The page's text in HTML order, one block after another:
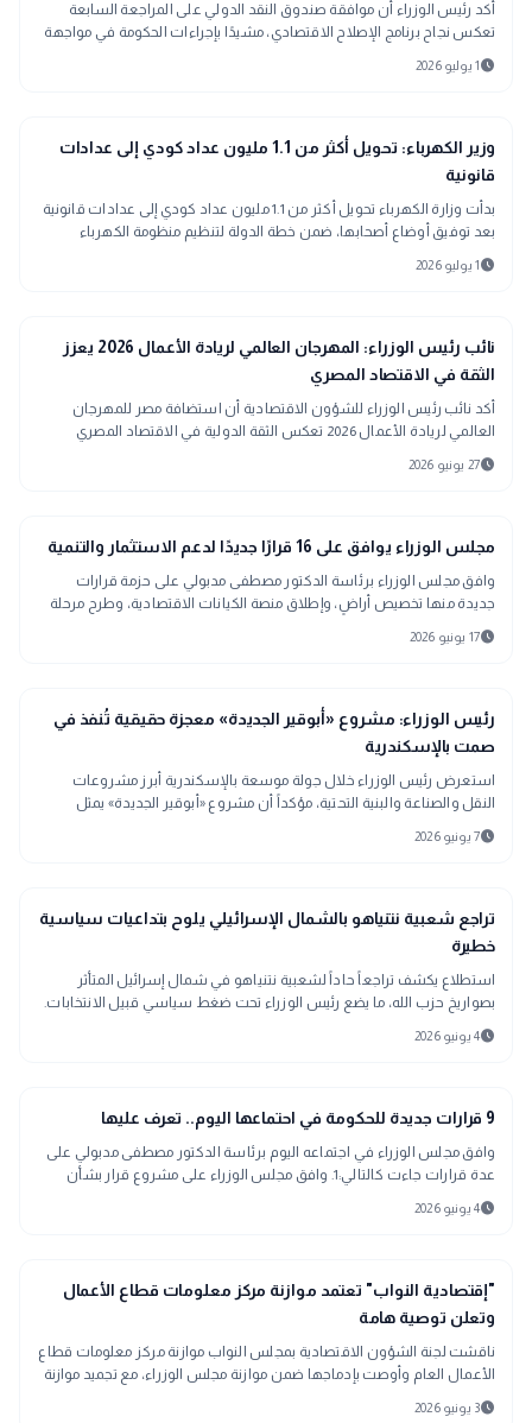
أكد رئيس الوزراء أن موافقة صندوق النقد الدولي على المراجعة السابعة
تعكس نجاح برنامج الإصلاح الاقتصادي، مشيدًا بإجراءات الحكومة في مواجهة
تداعيات الأزمات وتعزيز الاستقرار المالي.
schedule1 يوليو 2026
public
الأخبار المحلية
وزير الكهرباء: تحويل أكثر من 1.1 مليون عداد كودي إلى عدادات
قانونية
بدأت وزارة الكهرباء تحويل أكثر من 1.1 مليون عداد كودي إلى عدادات قانونية
بعد توفيق أوضاع أصحابها، ضمن خطة الدولة لتنظيم منظومة الكهرباء
وتقنين أوضاع المشتركين.
schedule1 يوليو 2026
trending_up
اقتصاد
نائب رئيس الوزراء: المهرجان العالمي لريادة الأعمال 2026 يعزز
الثقة في الاقتصاد المصري
أكد نائب رئيس الوزراء للشؤون الاقتصادية أن استضافة مصر للمهرجان
العالمي لريادة الأعمال 2026 تعكس الثقة الدولية في الاقتصاد المصري
وتدعم الابتكار والاستثمار.
schedule27 يونيو 2026
public
الأخبار المحلية
مجلس الوزراء يوافق على 16 قرارًا جديدًا لدعم الاستثمار والتنمية
وافق مجلس الوزراء برئاسة الدكتور مصطفى مدبولي على حزمة قرارات
جديدة منها تخصيص أراضٍ، وإطلاق منصة الكيانات الاقتصادية، وطرح مرحلة
جديدة من مشروع "بيت الوطن".
schedule17 يونيو 2026
public
الأخبار المحلية
رئيس الوزراء: مشروع «أبوقير الجديدة» معجزة حقيقية تُنفذ في
صمت بالإسكندرية
استعرض رئيس الوزراء خلال جولة موسعة بالإسكندرية أبرز مشروعات
النقل والصناعة والبنية التحتية، مؤكداً أن مشروع «أبوقير الجديدة» يمثل
امتداداً عمرانياً وتنموياً جديداً للمدينة ويُنفذ وفق أعلى المعايير العالمية.
schedule7 يونيو 2026
bolt
عاجل
تراجع شعبية نتنياهو بالشمال الإسرائيلي يلوح بتداعيات سياسية
خطيرة
استطلاع يكشف تراجعاً حاداً لشعبية نتنياهو في شمال إسرائيل المتأثر
بصواريخ حزب الله، ما يضع رئيس الوزراء تحت ضغط سياسي قبيل الانتخابات.
schedule4 يونيو 2026
public
الأخبار المحلية9 قرارات جديدة للحكومة في احتماعها اليوم.. تعرف عليها
وافق مجلس الوزراء في اجتماعه اليوم برئاسة الدكتور مصطفى مدبولي على
عدة قرارات جاءت كالتالي:1. وافق مجلس الوزراء على مشروع قرار بشأن
ترقية الموظفين الم
schedule4 يونيو 2026
account_balance
برلمان ونواب
"إقتصادية النواب" تعتمد موازنة مركز معلومات قطاع الأعمال
وتعلن توصية هامة
ناقشت لجنة الشؤون الاقتصادية بمجلس النواب موازنة مركز معلومات قطاع
الأعمال العام وأوصت بإدماجها ضمن موازنة مجلس الوزراء، مع تجميد موازنة
ديوان عام قطاع الأعمال العام
schedule3 يونيو 2026